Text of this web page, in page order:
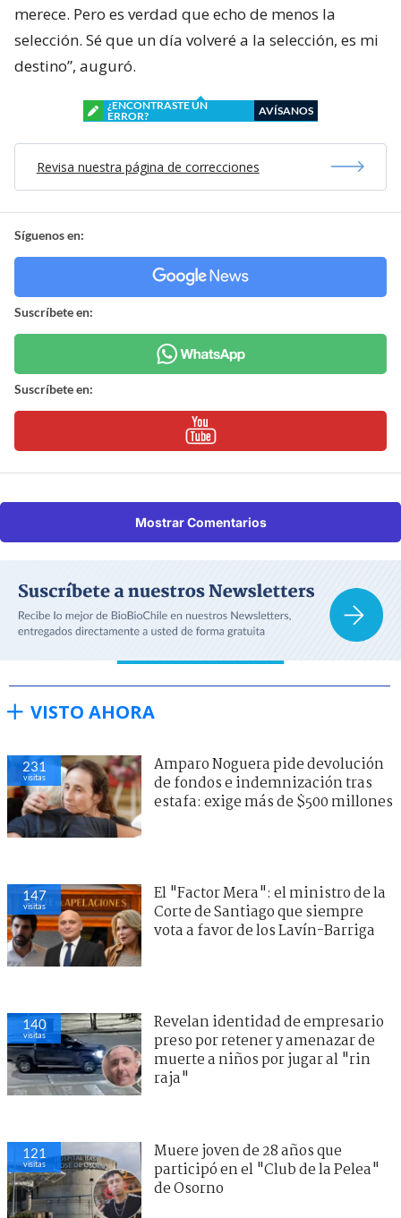
merece. Pero es verdad que echo de menos la
selección. Sé que un día volveré a la selección, es mi
destino”, auguró.
¿ENCONTRASTE UN
ERROR?
AVÍSANOS
Revisa nuestra página de correcciones
Síguenos en:
Suscríbete en:
Suscríbete en:
Mostrar Comentarios
VISTO AHORA
231
visitas
Amparo Noguera pide devolución
de fondos e indemnización tras
estafa: exige más de $500 millones
147
visitas
El "Factor Mera": el ministro de la
Corte de Santiago que siempre
vota a favor de los Lavín-Barriga
140
visitas
Revelan identidad de empresario
preso por retener y amenazar de
muerte a niños por jugar al "rin
raja"
121
visitas
Muere joven de 28 años que
participó en el "Club de la Pelea"
de Osorno